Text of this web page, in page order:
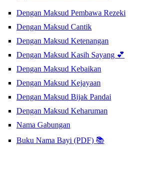
Dengan Maksud Pembawa Rezeki
Dengan Maksud Cantik
Dengan Maksud Ketenangan
Dengan Maksud Kasih Sayang 💕
Dengan Maksud Kebaikan
Dengan Maksud Kejayaan
Dengan Maksud Bijak Pandai
Dengan Maksud Keharuman
Nama Gabungan
Buku Nama Bayi (PDF) 📚